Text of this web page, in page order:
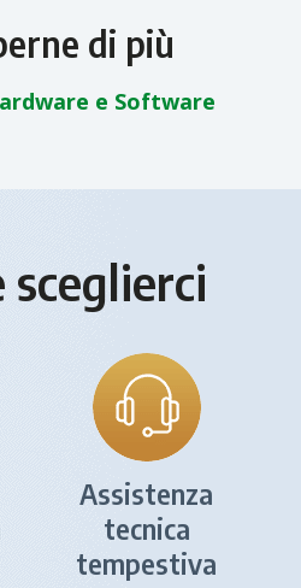
di più
e Software
sceglierci
Assistenza
tecnica
tempestiva